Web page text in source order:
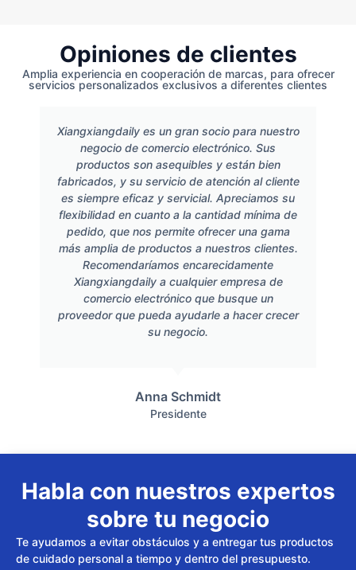
Opiniones de clientes
Amplia experiencia en cooperación de marcas, para ofrecer
servicios personalizados exclusivos a diferentes clientes
Xiangxiangdaily es un gran socio para nuestro
negocio de comercio electrónico. Sus
productos son asequibles y están bien
fabricados, y su servicio de atención al cliente
es siempre eficaz y servicial. Apreciamos su
flexibilidad en cuanto a la cantidad mínima de
pedido, que nos permite ofrecer una gama
más amplia de productos a nuestros clientes.
Recomendaríamos encarecidamente
Xiangxiangdaily a cualquier empresa de
comercio electrónico que busque un
proveedor que pueda ayudarle a hacer crecer
su negocio.
Anna Schmidt
Presidente
Habla con nuestros expertos
sobre tu negocio
Te ayudamos a evitar obstáculos y a entregar tus productos
de cuidado personal a tiempo y dentro del presupuesto.